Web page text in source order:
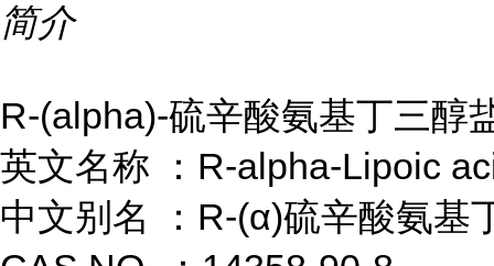
简介
R-(alpha)-硫辛酸氨基
英文名称 ：R-alpha-
中文别名 ：R-(α)硫辛